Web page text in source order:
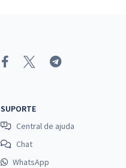
SUPORTE
Central de ajuda
Chat
WhatsApp